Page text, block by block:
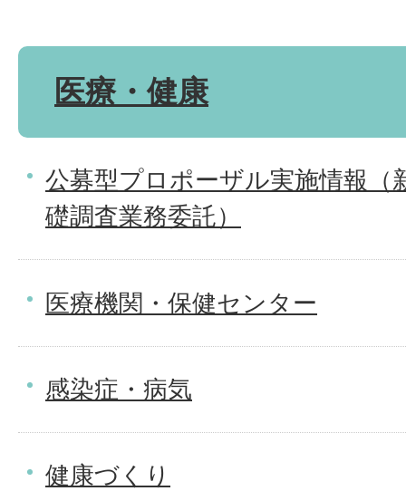
医療・健康
公募型プロポーザル実施情報（
礎調査業務委託）
医療機関・保健センター
感染症・病気
健康づくり